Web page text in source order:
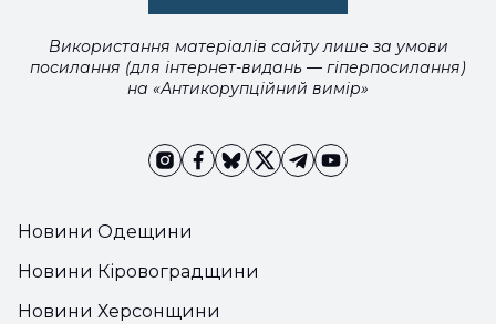
Новини Одещини
Новини Кіровоградщини
Новини Херсонщини
Використання матеріалів сайту лише за умови
посилання (для інтернет-видань — гіперпосилання)
на «Антикорупційний вимір»